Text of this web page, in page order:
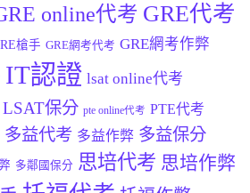
online代考 GRE代考
槍手 GRE網考代考 GRE網考作弊
IT認證 lsat online代考
LSAT保分 pte online代考 PTE代考
多益代考 多益作弊 多益保分
多鄰國保分 思培代考 思培作弊